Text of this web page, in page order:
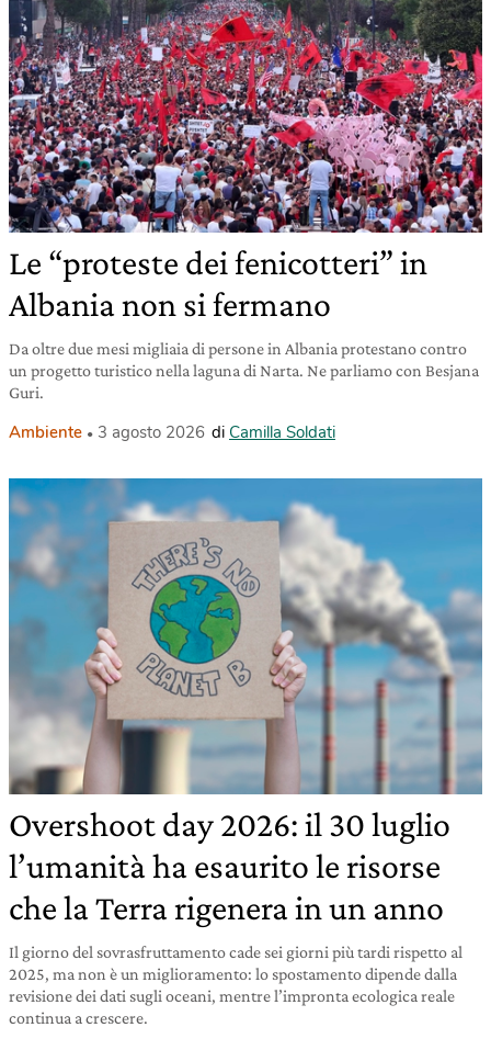
Le “proteste dei fenicotteri” in
Albania non si fermano
Da oltre due mesi migliaia di persone in Albania protestano contro
un progetto turistico nella laguna di Narta. Ne parliamo con Besjana
Guri.
Ambiente 3 agosto 2026 di Camilla Soldati
Overshoot day 2026: il 30 luglio
l’umanità ha esaurito le risorse
che la Terra rigenera in un anno
Il giorno del sovrasfruttamento cade sei giorni più tardi rispetto al
2025, ma non è un miglioramento: lo spostamento dipende dalla
revisione dei dati sugli oceani, mentre l’impronta ecologica reale
continua a crescere.